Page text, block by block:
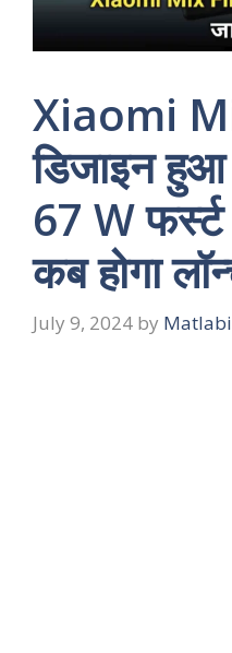
Xiaomi
डिजाइन
67 W फर्स्ट
कब होगा
July 9, 2024 by